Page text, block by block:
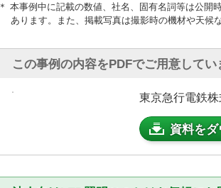
＊ 本事例中に記載の数値、社名、固有名詞等は公
あります。また、掲載写真は撮影時の機材や天候
この事例の内容をPDFでご用意してい
東京急行電鉄
資料をダ